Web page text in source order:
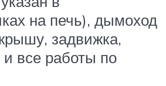
на печь), дымоход
задвижка,
и все работы по